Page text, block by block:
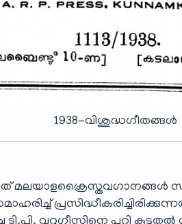
1938-വിശുദ്ധഗീതങ്ങൾ
മലയാളക്രൈസ്തവഗാനങ്ങൾ